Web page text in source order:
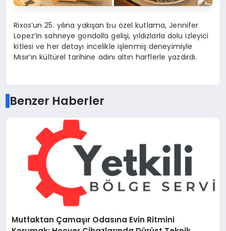
Rixos’un 25. yılına yakışan bu özel kutlama, Jennifer
Lopez’in sahneye gondolla gelişi, yıldızlarla dolu izleyici
kitlesi ve her detayı incelikle işlenmiş deneyimiyle
Mısır’ın kültürel tarihine adını altın harflerle yazdırdı.
Benzer Haberler
Mutfaktan Çamaşır Odasına Evin Ritmini